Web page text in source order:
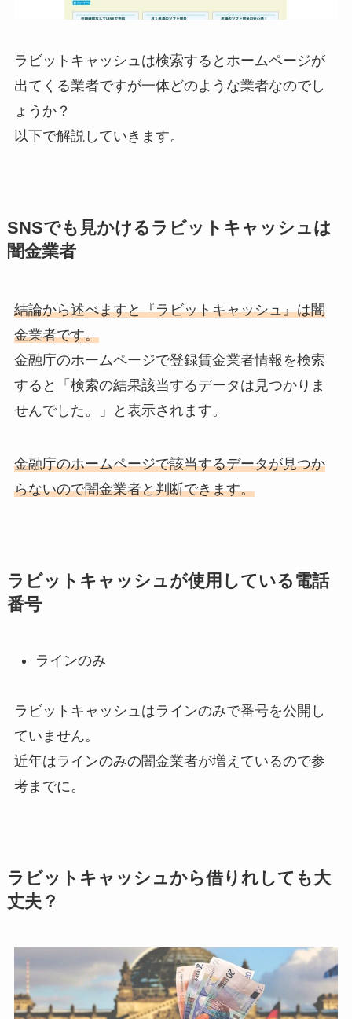
ラビットキャッシュは検索するとホームページが
出てくる業者ですが一体どのような業者なのでし
ょうか？
以下で解説していきます。
SNSでも見かけるラビットキャッシュは
闇金業者
結論から述べますと『ラビットキャッシュ』は闇
金業者です。
金融庁のホームページで登録賃金業者情報を検索
すると「検索の結果該当するデータは見つかりま
せんでした。」と表示されます。
金融庁のホームページで該当するデータが見つか
らないので闇金業者と判断できます。
ラビットキャッシュが使用している電話
番号
ラインのみ
ラビットキャッシュはラインのみで番号を公開し
ていません。
近年はラインのみの闇金業者が増えているので参
考までに。
ラビットキャッシュから借りれしても大
丈夫？